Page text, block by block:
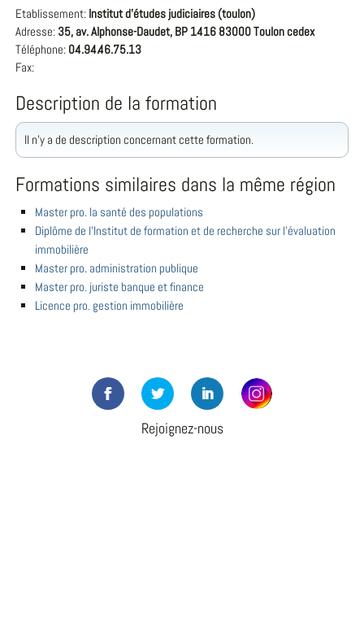
Etablissement: Institut d'études judiciaires (toulon)
Adresse: 35, av. Alphonse-Daudet, BP 1416 83000 Toulon cedex
Téléphone: 04.94.46.75.13
Fax:
Description de la formation
Il n'y a de description concernant cette formation.
Formations similaires dans la même région
Master pro. la santé des populations
Diplôme de l'Institut de formation et de recherche sur l'évaluation
immobilière
Master pro. administration publique
Master pro. juriste banque et finance
Licence pro. gestion immobilière
Rejoignez-nous